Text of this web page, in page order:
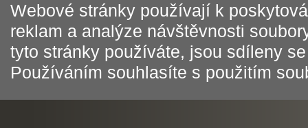
Webové stránky používají k
reklam a analýze návštěvnosti
tyto stránky používáte, jsou sdíleny
Používáním souhlasíte s použitím